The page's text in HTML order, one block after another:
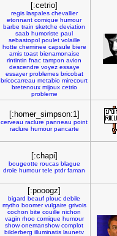
[:cetrio]
regis laspales chevallier
etonnant comique humour
barbe train sketche deviation
saab humoriste paul
sebastopol poulet volaille
hotte cheminee capsule biere
amis toast bienamonaise
rintintin fnac tampon avion
descendre voyez essaye
essayer problemes bricobat
bricocarreau metabio mirecourt
bretenoux mijoux cetrio
probleme
[:homer_simpson:1]
cerveau raclure panneau point
raclure humour pancarte
[:chapi]
bougeotte roucas blague
drole humour tele ptdr faman
[:pooogz]
bigard beauf plouc debile
mytho boomer vulgaire grivois
cochon bite couille nichon
vagin rhoo comique humour
show onemanshow complot
bilderberg illuminatis launetv